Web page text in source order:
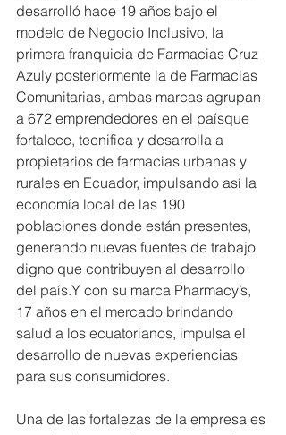
desarrolló hace 19 años bajo el
modelo de Negocio Inclusivo, la
primera franquicia de Farmacias Cruz
Azuly posteriormente la de Farmacias
Comunitarias, ambas marcas agrupan
a 672 emprendedores en el paísque
fortalece, tecnifica y desarrolla a
propietarios de farmacias urbanas y
rurales en Ecuador, impulsando así la
economía local de las 190
poblaciones donde están presentes,
generando nuevas fuentes de trabajo
digno que contribuyen al desarrollo
del país.Y con su marca Pharmacy’s,
17 años en el mercado brindando
salud a los ecuatorianos, impulsa el
desarrollo de nuevas experiencias
para sus consumidores.
Una de las fortalezas de la empresa es